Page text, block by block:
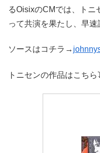
るOisixのCMでは、トニ
って共演を果たし、早速
ソースはコチラ→
トニセンの作品はこちら